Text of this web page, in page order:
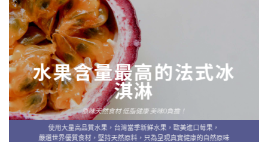
水果含量最高的法式冰
淇淋
原味天然食材 低脂健康 美味0負擔！
使用大量高品質水果，台灣當季新鮮水果，歐美進口莓果，
嚴選世界優質食材，堅持天然原料，只為呈現真實健康的自然原味